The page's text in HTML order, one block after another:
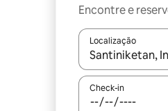
Encontre e
Localização
Quando os
Check-in